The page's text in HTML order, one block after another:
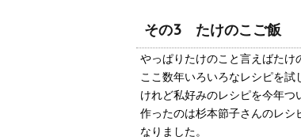
その3 たけのこご飯
やっぱりたけのこと言えばたけ
ここ数年いろいろなレシピを試
けれど私好みのレシピを今年つ
作ったのは杉本節子さんのレ
なりました。